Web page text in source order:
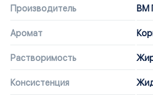
Производитель ВМ
Аромат
Растворимость
Консистенция